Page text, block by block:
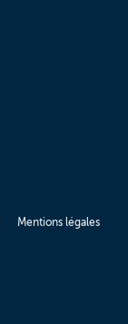
Mentions légales